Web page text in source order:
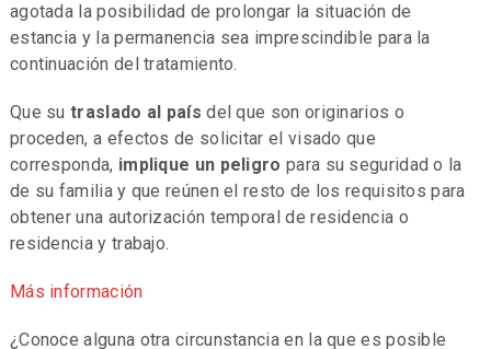
agotada la posibilidad de prolongar la situación de
estancia y la permanencia sea imprescindible para la
continuación del tratamiento.
Que sutraslado al país del que son originarios o
proceden, a efectos de solicitar el visado que
corresponda, implique un peligro para su seguridad o la
de su familia y que reúnen el resto de los requisitos para
obtener una autorización temporal de residencia o
residencia y trabajo.
Más información
¿Conoce alguna otra circunstancia en la que es posible